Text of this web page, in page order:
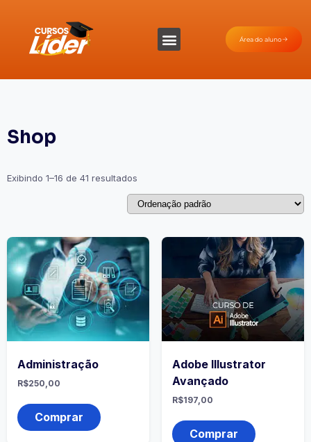
Área do aluno
Shop
Exibindo 1–16 de 41 resultados
Administração
R$250,00
Comprar
Adobe Illustrator
Avançado
R$197,00
Comprar